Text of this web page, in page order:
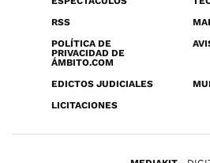
RSS
POLÍTICA DE
PRIVACIDAD DE
ÁMBITO.COM
EDICTOS JUDICIALES
LICITACIONES